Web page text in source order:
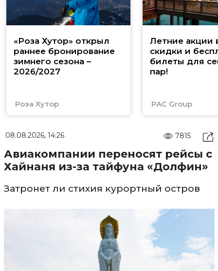
«Роза Хутор» открыл
раннее бронирование
зимнего сезона –
2026/2027
Роза Хутор
Летние акции
скидки и
билеты для
пар!
PAC Group
08.08.2026, 14:26 7815
Авиакомпании переносят рейсы с
Хайнаня из-за тайфуна «Долфин»
Затронет ли стихия курортный остров